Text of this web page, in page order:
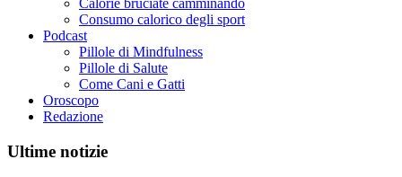
Calorie bruciate camminando
Consumo calorico degli sport
Podcast
Pillole di Mindfulness
Pillole di Salute
Come Cani e Gatti
Oroscopo
Redazione
Ultime notizie